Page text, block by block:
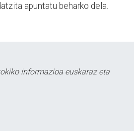
apuntatu beharko dela.
informazioa euskaraz eta